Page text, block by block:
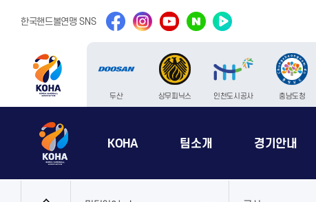
한국핸드볼연맹 SNS
facebookinstargram
youtubenaver naver
tv
두산 상무피닉스 인천도시공사 충남도청
KOHA 팀소개 경기안내